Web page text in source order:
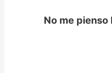
No me